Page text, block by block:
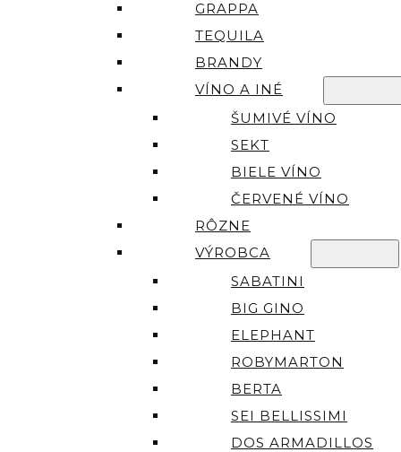
GRAPPA
TEQUILA
BRANDY
VÍNO A INÉ
ŠUMIVÉ VÍNO
SEKT
BIELE VÍNO
ČERVENÉ VÍNO
RÔZNE
VÝROBCA
SABATINI
BIG GINO
ELEPHANT
ROBYMARTON
BERTA
SEI BELLISSIMI
DOS ARMADILLOS